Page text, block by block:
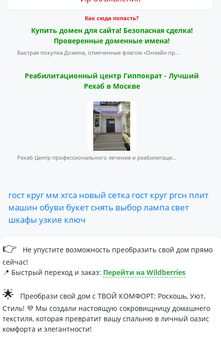
Как сюда попасть?
Купить домен для сайта! Безопасная сделка!
Проверенные доменные имена!
Быстрая покупка Домена, отмеченные флагом «Онлайн пр...
Реабилитационный центр Гиппократ - Лучший
Рехаб в Москве
Рехаб Центр профессионального лечения и реабилитаци...
гост круг мм хгса новый сетка гост круг ргсн плит
машин обуви букет снять выборлампа свет
шкафы узкие ключ
👉
Не упустите возможность преобразить свой дом прямо
сейчас!
📍 Быстрый переход и заказ: Перейти на Wildberries
🌟
Преобрази свой дом с ТВОЙ КОМФОРТ: Роскошь, Уют,
Стиль! 💜 Мы создали настоящую сокровищницу домашнего
текстиля, которая превратит вашу спальню в личный оазис
комфорта и элегантности!